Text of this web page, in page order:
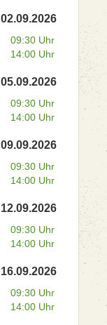
02.09.2026
09:30 Uhr
14:00 Uhr
05.09.2026
09:30 Uhr
14:00 Uhr
09.09.2026
09:30 Uhr
14:00 Uhr
12.09.2026
09:30 Uhr
14:00 Uhr
16.09.2026
09:30 Uhr
14:00 Uhr